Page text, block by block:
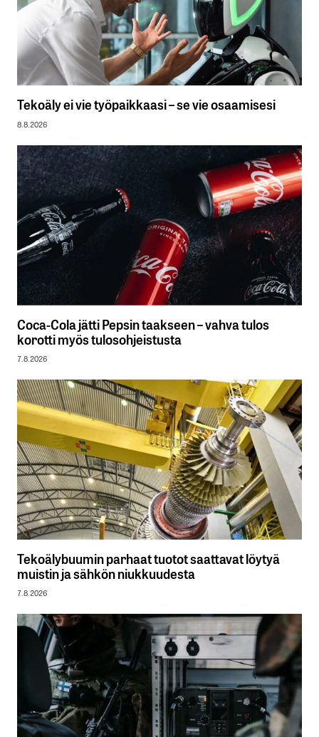
Tekoäly ei vie työpaikkaasi – se vie osaamisesi
8.8.2026
Coca-Cola jätti Pepsin taakseen – vahva tulos
korotti myös tulosohjeistusta
7.8.2026
Tekoälybuumin parhaat tuotot saattavat löytyä
muistin ja sähkön niukkuudesta
7.8.2026